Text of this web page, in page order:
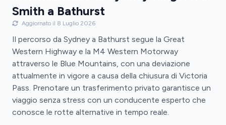
Smith a Bathurst
Aggiornato il 8 Luglio 2026
Il percorso da Sydney a Bathurst segue la Great
Western Highway e la M4 Western Motorway
attraverso le Blue Mountains, con una deviazione
attualmente in vigore a causa della chiusura di Victoria
Pass. Prenotare un trasferimento privato garantisce un
viaggio senza stress con un conducente esperto che
conosce le rotte alternative in tempo reale.